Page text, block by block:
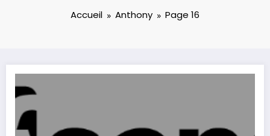
Accueil Anthony Page 16